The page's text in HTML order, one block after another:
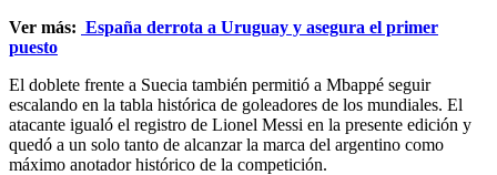
Ver más: España derrota a Uruguay y asegura el primer
puesto
El doblete frente a Suecia también permitió a Mbappé seguir
escalando en la tabla histórica de goleadores de los mundiales. El
atacante igualó el registro de Lionel Messi en la presente edición y
quedó a un solo tanto de alcanzar la marca del argentino como
máximo anotador histórico de la competición.